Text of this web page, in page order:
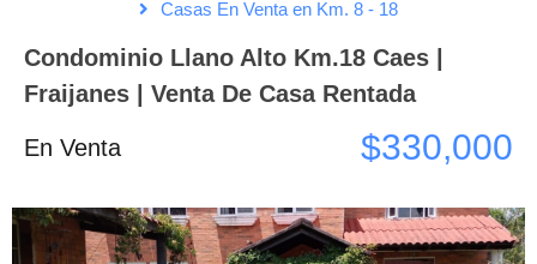
Casas En Venta en Km. 8 - 18
Condominio Llano Alto Km.18 Caes |
Fraijanes | Venta De Casa Rentada
En Venta $330,000